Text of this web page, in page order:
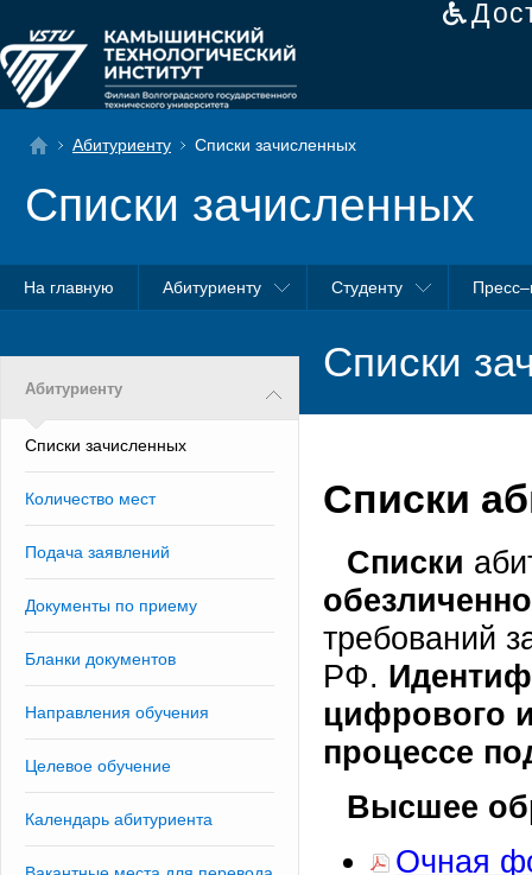
Абитуриенту Списки зачисленных
Списки зачисленных
На главную Абитуриенту Студенту
Абитуриенту
Списки зачисленных
Количество мест
Подача заявлений
Документы по приему
Бланки документов
Направления обучения
Целевое обучение
Календарь абитуриента
Списки
Списки
Списки
требований
РФ.
цифрового
процессе
Высшее
Очная